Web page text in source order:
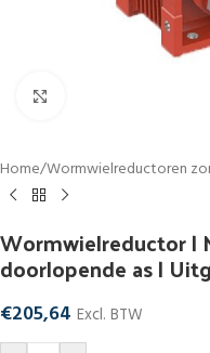
Home/Wormwielreductoren
Wormwielreductor |
doorlopende as |
€205,64 Excl. BTW